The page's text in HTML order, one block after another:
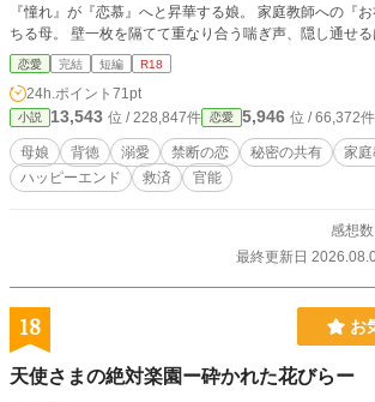
『憧れ』が『恋慕』へと昇華する娘。 家庭教師への『お礼』が『背徳』へと堕
ちる母。 壁一枚を隔てて重なり合う喘ぎ声、隠し通せるはずのない歪な三角関
係。 ​これは、ひとりの男を巡る、母と娘による美しくも悍ましい愛の奪い合い
と、お互いへの愛情がすべてを赦し溶け合っていく「聖
恋愛 完結 短編 R18
24h.ポイント 71pt
小説 13,543 位 / 228,847件 恋愛 5,946 位 / 66,372件
母娘 背徳 溺愛 禁断の恋 秘密の共有 家
ハッピーエンド
救済 官能
感想
最終更新日
18 お
天使さまの絶対楽園ー砕かれた花びらー